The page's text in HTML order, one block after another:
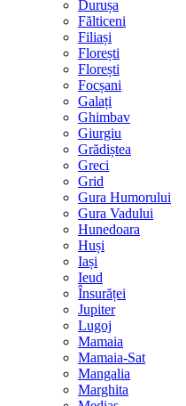
Durușa
Fălticeni
Filiași
Florești
Florești
Focșani
Galați
Ghimbav
Giurgiu
Grădiștea
Greci
Grid
Gura Humorului
Gura Vadului
Hunedoara
Huși
Iași
Ieud
Însurăței
Jupiter
Lugoj
Mamaia
Mamaia-Sat
Mangalia
Marghita